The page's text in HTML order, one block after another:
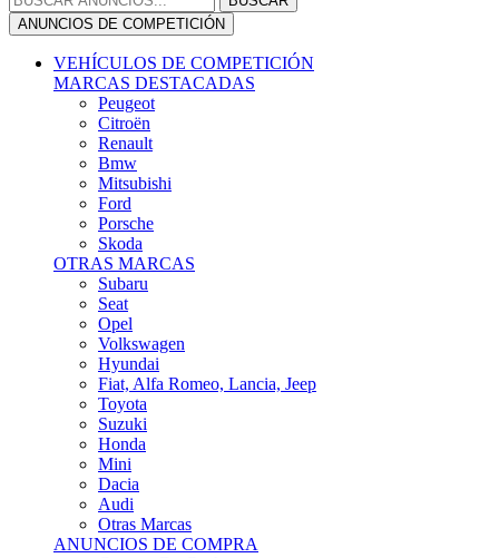
ANUNCIOS DE COMPETICIÓN
VEHÍCULOS DE COMPETICIÓN
MARCAS DESTACADAS
Peugeot
Citroën
Renault
Bmw
Mitsubishi
Ford
Porsche
Skoda
OTRAS MARCAS
Subaru
Seat
Opel
Volkswagen
Hyundai
Fiat, Alfa Romeo, Lancia, Jeep
Toyota
Suzuki
Honda
Mini
Dacia
Audi
Otras Marcas
ANUNCIOS DE COMPRA